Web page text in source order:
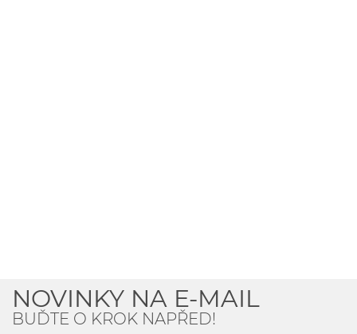
NOVINKY NA E-MAIL
BUĎTE O KROK NAPŘED!